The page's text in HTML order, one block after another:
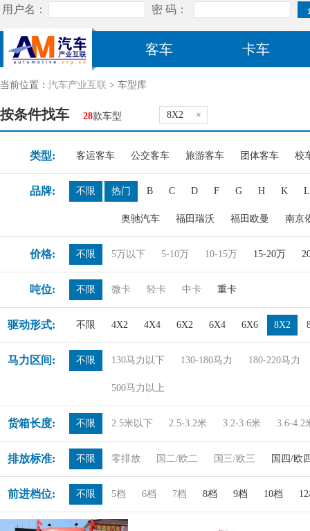
客车 卡车
当前位置： 汽车产业互联 > 车型库
按条件找车 28款车型 8X2 ×
类型: 客运客车 公交客车 旅游客车 团体客车 校
品牌: 不限 热门 B C D F G H K L
奥驰汽车 福田瑞沃 福田欧曼 南京
价格: 不限 5万以下 5-10万 10-15万 15-20万
吨位: 不限 微卡 轻卡 中卡 重卡
驱动形式: 不限 4X2 4X4 6X2 6X4 6X6 8X2
马力区间: 不限 130马力以下 130-180马力 180-220马力
500马力以上
货箱长度: 不限 2.5米以下 2.5-3.2米 3.2-3.6米 3.6-4.2
排放标准: 不限 零排放 国二/欧二 国三/欧三 国四/欧
前进档位: 不限 5档 6档 7档 8档 9档 10档